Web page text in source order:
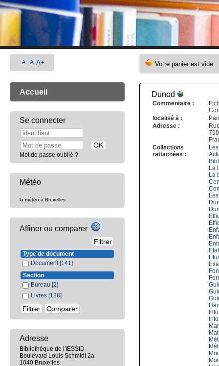
Dunod
Commentaire :
localisé à :
Adresse :
Collections
rattachées :
La
La
A- A A+
Accueil
Se connecter
Mot de passe oublié ?
Météo
la météo à Bruxelles
Affiner ou comparer
Type de document
Document [141]
Section
Bureau [2]
Livres [138]
Adresse
Bibliothèque de l'IESSID
Boulevard Louis Schmidt 2a
1040 Bruxelles